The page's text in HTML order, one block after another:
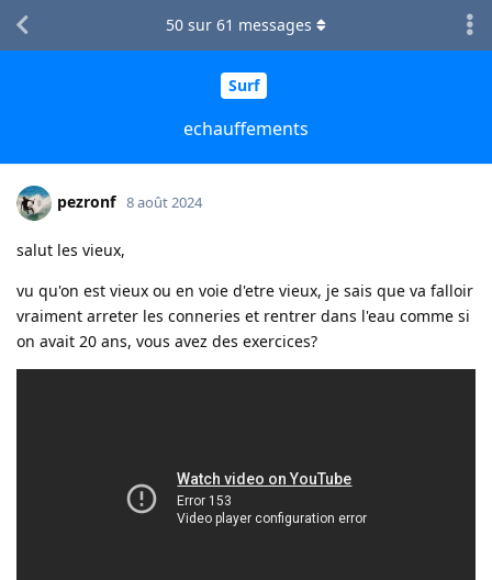
Surf
echauffements
50 sur 61 messages
pezronf 8 août 2024
salut les vieux,
vu qu'on est vieux ou en voie d'etre vieux, je sais que va falloir
vraiment arreter les conneries et rentrer dans l'eau comme si
on avait 20 ans, vous avez des exercices?